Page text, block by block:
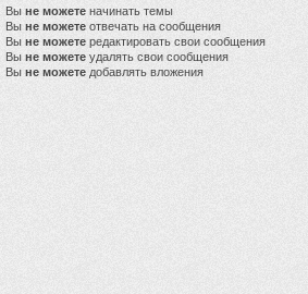
Вы не можете начинать темы
Вы не можете отвечать на сообщения
Вы не можете редактировать свои сообщения
Вы не можете удалять свои сообщения
Вы не можете добавлять вложения